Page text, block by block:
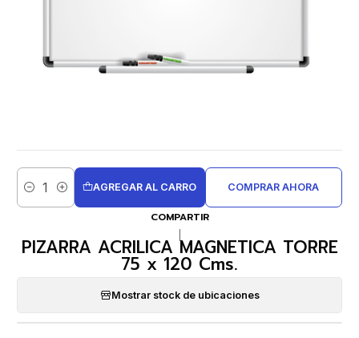
Cantidad
AGREGAR AL CARRO COMPRAR AHORA
COMPARTIR
PIZARRA ACRILICA MAGNETICA TORRE
75 x 120 Cms.
Mostrar stock de ubicaciones